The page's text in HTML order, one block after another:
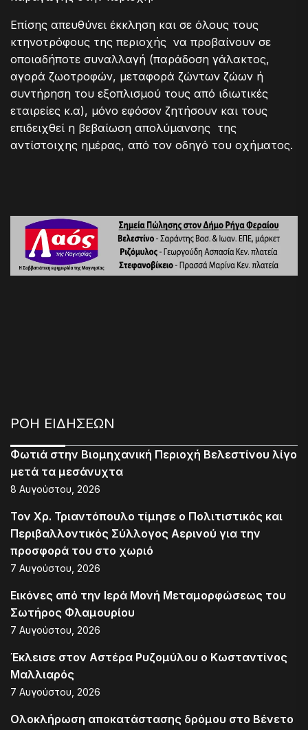
Επίσης απευθύνει έκκληση και σε όλους τους
κτηνοτρόφους της περιοχής να προβαίνουν σε
οποιαδήποτε συναλλαγή (παράδοση γάλακτος,
αγορά ζωοτροφών, μεταφορά ζώντων ζώων ή
συντήρηση του εξοπλισμού τους από ιδιωτικές
εταιρείες κ.α), μόνο εφόσον ζητήσουν και τους
επιδειχθεί η βεβαίωση απολύμανσης της
αντίστοιχης ημέρας, από τον οδηγό του οχήματος.
ΡΟΗ ΕΙΔΗΣΕΩΝ
Φωτιά στην Βιομηχανική Περιοχή Βελεστίνου λίγο
μετά τα μεσάνυχτα
8 Αυγούστου, 2026
Τον Χρ. Τριαντόπουλο τίμησε ο Πολιτιστικός και
Περιβαλλοντικός Σύλλογος Αερινού για την
προσφορά του στο χωριό
7 Αυγούστου, 2026
Εικόνες από την Ιερά Μονή Μεταμορφώσεως του
Σωτήρος Φλαμουρίου
7 Αυγούστου, 2026
Έκλεισε στον Αστέρα Ρυζομύλου ο Κωσταντίνος
Μαλλιαρός
7 Αυγούστου, 2026
Ολοκλήρωση αποκατάστασης δρόμου στο Βένετο